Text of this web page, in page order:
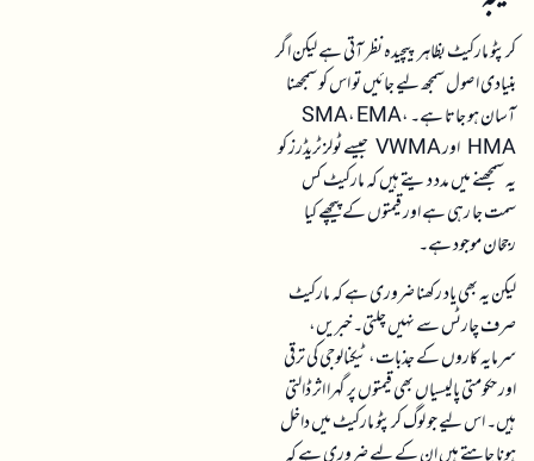
آسان ہو جاتا ہے۔ SMA، EMA،
HMA اور VWMA جیسے ٹولز ٹریڈرز کو
یہ سمجھنے میں مدد دیتے ہیں کہ مارکیٹ کس
سمت جا رہی ہے اور قیمتوں کے پیچھے کیا
رجحان موجود ہے۔
لیکن یہ بھی یاد رکھنا ضروری ہے کہ مارکیٹ
صرف چارٹس سے نہیں چلتی۔ خبریں،
سرمایہ کاروں کے جذبات، ٹیکنالوجی کی ترقی
اور حکومتی پالیسیاں بھی قیمتوں پر گہرا اثر ڈالتی
ہیں۔ اس لیے جو لوگ کرپٹو مارکیٹ میں داخل
ہونا چاہتے ہیں ان کے لیے ضروری ہے کہ
وہ صرف قیمت نہ دیکھیں بلکہ اس کے پیچھے
موجود عوامل کو بھی سمجھنے کی کوشش کریں۔